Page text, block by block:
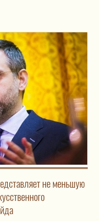
не меньшую